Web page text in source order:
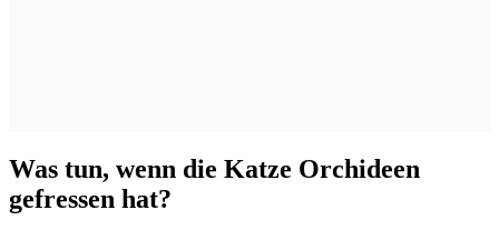
Was tun, wenn die Katze Orchideen
gefressen hat?